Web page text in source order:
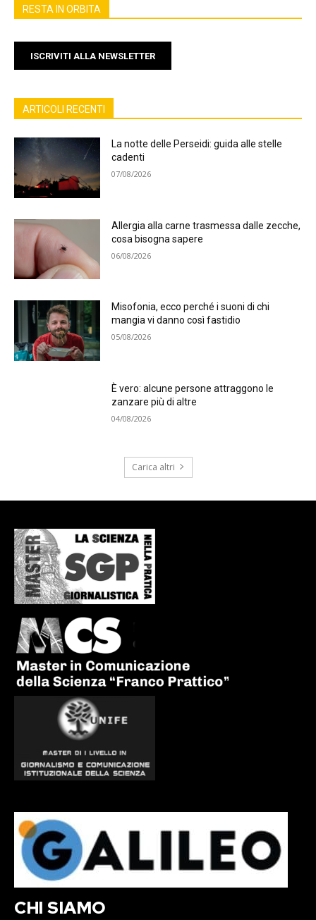
RESTA IN ORBITA
ISCRIVITI ALLA NEWSLETTER
ARTICOLI RECENTI
La notte delle Perseidi: guida alle stelle
cadenti
07/08/2026
Allergia alla carne trasmessa dalle zecche,
cosa bisogna sapere
06/08/2026
Misofonia, ecco perché i suoni di chi
mangia vi danno così fastidio
05/08/2026
È vero: alcune persone attraggono le
zanzare più di altre
04/08/2026
Carica altri
CHI SIAMO